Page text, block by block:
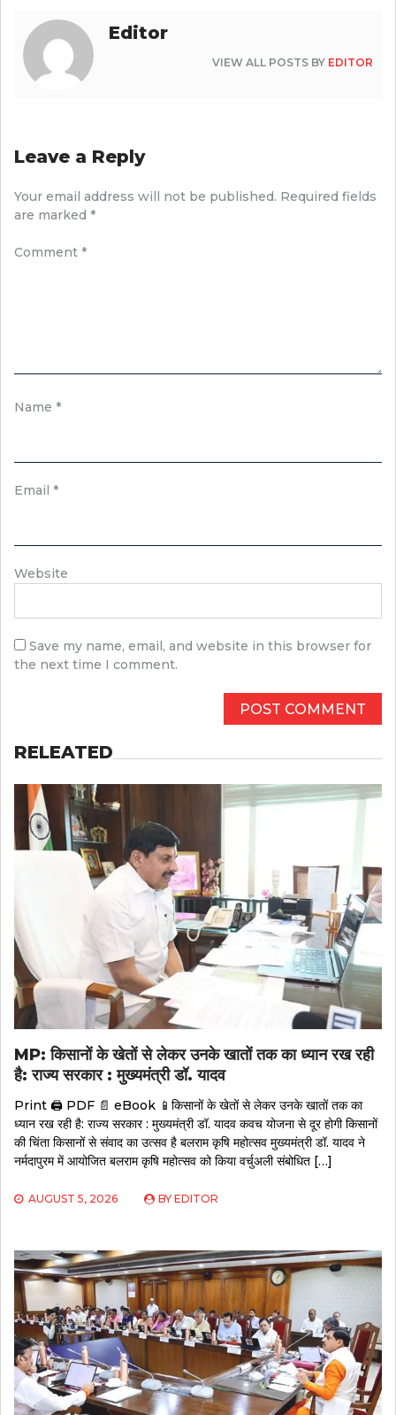
Editor
VIEW ALL POSTS BY EDITOR
Leave a Reply
Your email address will not be published. Required fields
are marked *
Comment *
Name *
Email *
Website
Save my name, email, and website in this browser for
the next time I comment.
RELEATED
MP: किसानों के खेतों से लेकर उनके खातों तक का ध्यान रख रही
है: राज्य सरकार : मुख्यमंत्री डॉ. यादव
Print 🖨 PDF 📄 eBook 📱किसानों के खेतों से लेकर उनके खातों तक का
ध्यान रख रही है: राज्य सरकार : मुख्यमंत्री डॉ. यादव कवच योजना से दूर होगी किसानों
की चिंता किसानों से संवाद का उत्सव है बलराम कृषि महोत्सव मुख्यमंत्री डॉ. यादव ने
नर्मदापुरम में आयोजित बलराम कृषि महोत्सव को किया वर्चुअली संबोधित […]
AUGUST 5, 2026 BY EDITOR